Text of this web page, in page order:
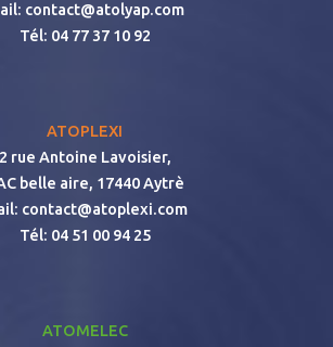
contact@atolyap.com
Tél: 04 77 37 10 92
ATOPLEXI
2 rue Antoine Lavoisier,
belle aire, 17440 Aytrè
contact@atoplexi.com
Tél: 04 51 00 94 25
ATOMELEC